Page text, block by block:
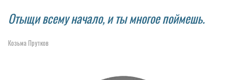
Отыщи всему начало, и ты многое поймешь.
Козьма Прутков